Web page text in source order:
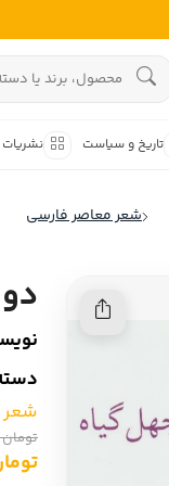
تاریخ و سیاست نشریات
شعر معاصر فارسی
شعر
تومان 7,000
تومان